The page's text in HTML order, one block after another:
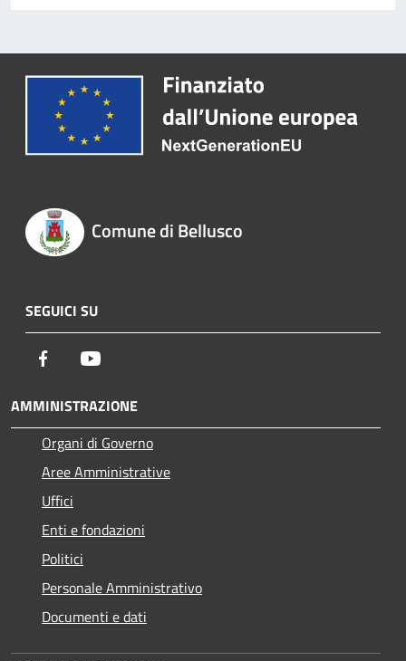
Comune di Bellusco
SEGUICI SU
Facebook
AMMINISTRAZIONE
Organi di Governo
Aree Amministrative
Uffici
Enti e fondazioni
Politici
Personale Amministrativo
Documenti e dati